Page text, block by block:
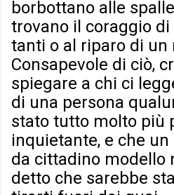
borbottano alle
trovano il coraggio
tanti o al riparo di un
Consapevole di ciò,
spiegare a chi ci
di una persona
stato tutto molto più
inquietante, e che
da cittadino modello
detto che sarebbe